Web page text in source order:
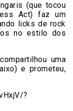
(que tocou
Act) faz um
licks de rock
no estilo dos
uma
e prometeu,
?